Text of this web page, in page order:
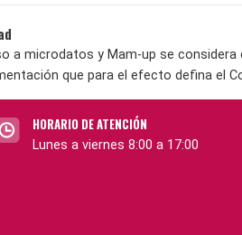
a microdatos y Mam-up se
que para el efecto defina el
HORARIO DE ATENCIÓN
Lunes a viernes 8:00 a 17:00